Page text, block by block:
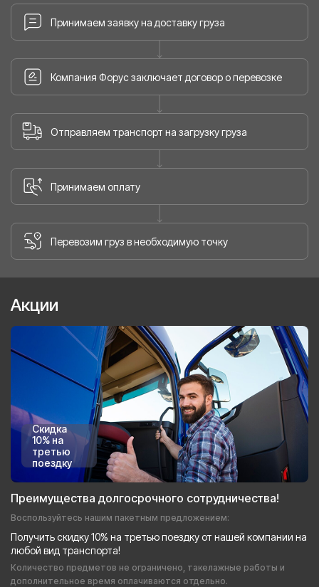
Принимаем заявку на доставку груза
Компания Форус заключает договор о перевозке
Отправляем транспорт на загрузку груза
Принимаем оплату
Перевозим груз в необходимую точку
Акции
Скидка
10% на
третью
поездку
Преимущества долгосрочного сотрудничества!
Воспользуйтесь нашим пакетным предложением:
Получить скидку 10% на третью поездку от нашей компании на
любой вид транспорта!
Количество предметов не ограничено, такелажные работы и
дополнительное время оплачиваются отдельно.